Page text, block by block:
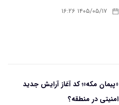
۱۴۰۵/۰۵/۱۷ ۱۶:۲۶
«پیمان مکه»؛ کد آغاز آرایش جدید
امنیتی در منطقه؟